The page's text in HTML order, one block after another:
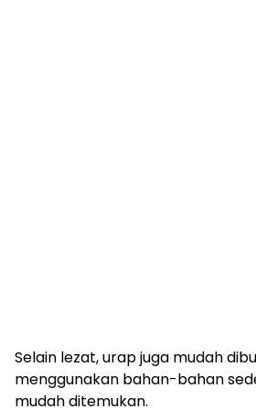
Selain lezat, urap juga mudah
menggunakan bahan-bahan
mudah ditemukan.